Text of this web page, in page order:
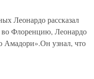
Леонардо рассказал
Флоренцию, Леонардо
Амадори».Он узнал, что